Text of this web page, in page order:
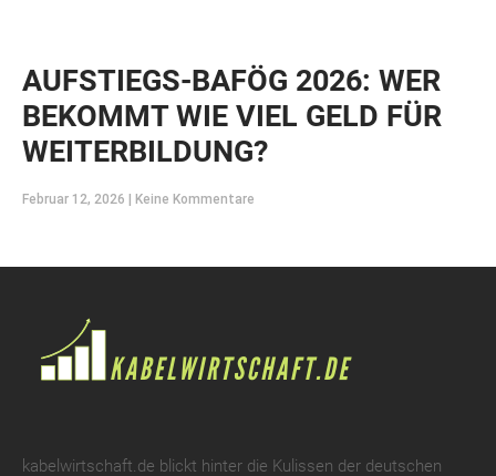
AUFSTIEGS-BAFÖG 2026: WER
BEKOMMT WIE VIEL GELD FÜR
WEITERBILDUNG?
Februar 12, 2026 Keine Kommentare
kabelwirtschaft.de blickt hinter die Kulissen der deutschen